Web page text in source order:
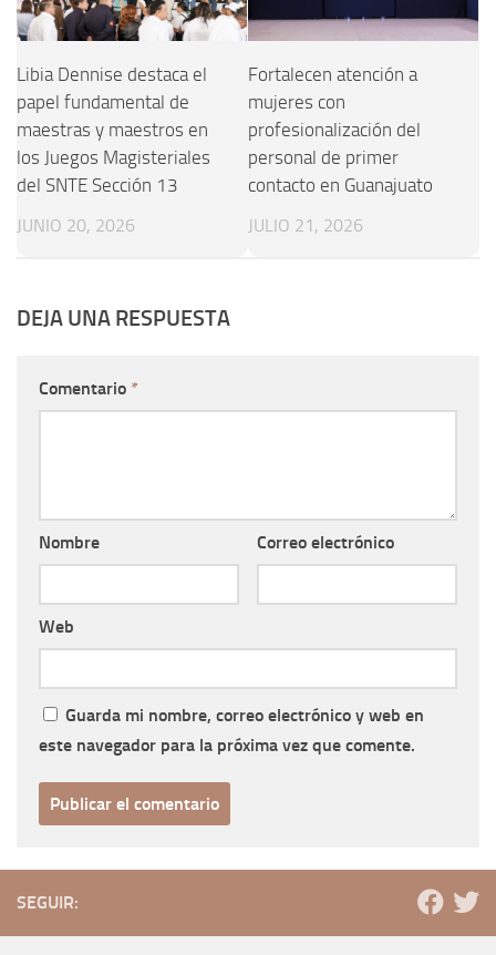
Libia Dennise destaca el
papel fundamental de
maestras y maestros en
los Juegos Magisteriales
del SNTE Sección 13
JUNIO 20, 2026
Fortalecen atención a
mujeres con
profesionalización del
personal de primer
contacto en Guanajuato
JULIO 21, 2026
DEJA UNA RESPUESTA
Comentario *
Nombre Correo electrónico
Web
Guarda mi nombre, correo electrónico y web en
este navegador para la próxima vez que comente.
SEGUIR: